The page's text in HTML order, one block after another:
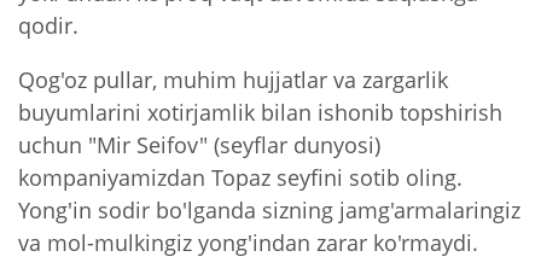
qodir.
Qog'oz pullar, muhim hujjatlar va zargarlik
buyumlarini xotirjamlik bilan ishonib topshirish
uchun "Mir Seifov" (seyflar dunyosi)
kompaniyamizdan Topaz seyfini sotib oling.
Yong'in sodir bo'lganda sizning jamg'armalaringiz
va mol-mulkingiz yong'indan zarar ko'rmaydi.